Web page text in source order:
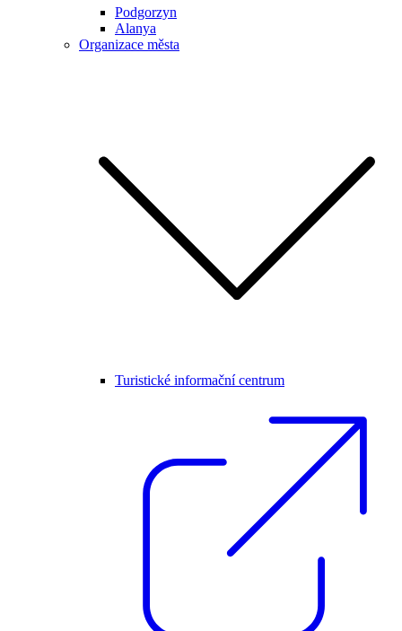
Podgorzyn
Alanya
Organizace města
Turistické informační centrum